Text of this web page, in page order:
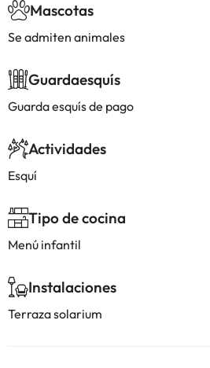
Mascotas
Se admiten animales
Guardaesquís
Guarda esquís de pago
Actividades
Esquí
Tipo de cocina
Menú infantil
Instalaciones
Terraza solarium